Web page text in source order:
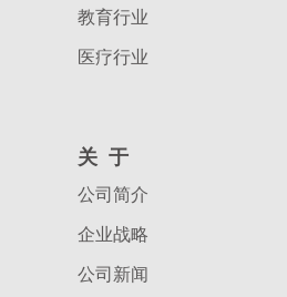
教育行业
医疗行业
关于
公司简介
企业战略
公司新闻